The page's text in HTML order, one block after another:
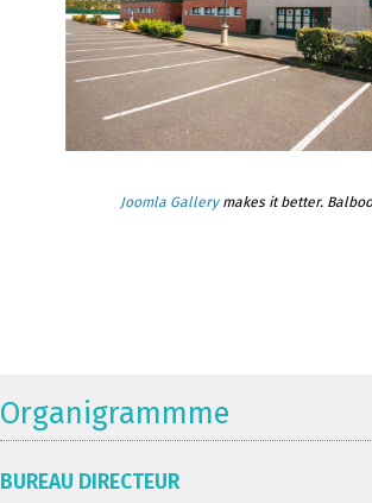
Joomla Gallerymakes it better.
Organigrammme
BUREAU DIRECTEUR